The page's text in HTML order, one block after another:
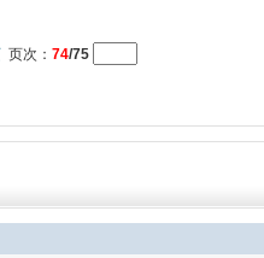
页次： 74/75